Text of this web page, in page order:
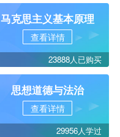
马克思主义基本原理
查看详情
23888人已购买
思想道德与法治
查看详情
29956人学过